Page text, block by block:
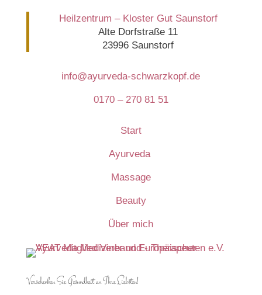
Heilzentrum – Kloster Gut Saunstorf
Alte Dorfstraße 11
23996 Saunstorf
info@ayurveda-schwarzkopf.de
0170 – 270 81 51
Start
Ayurveda
Massage
Beauty
Über mich
Verschenken Sie Gesundheit an Ihre Liebsten!